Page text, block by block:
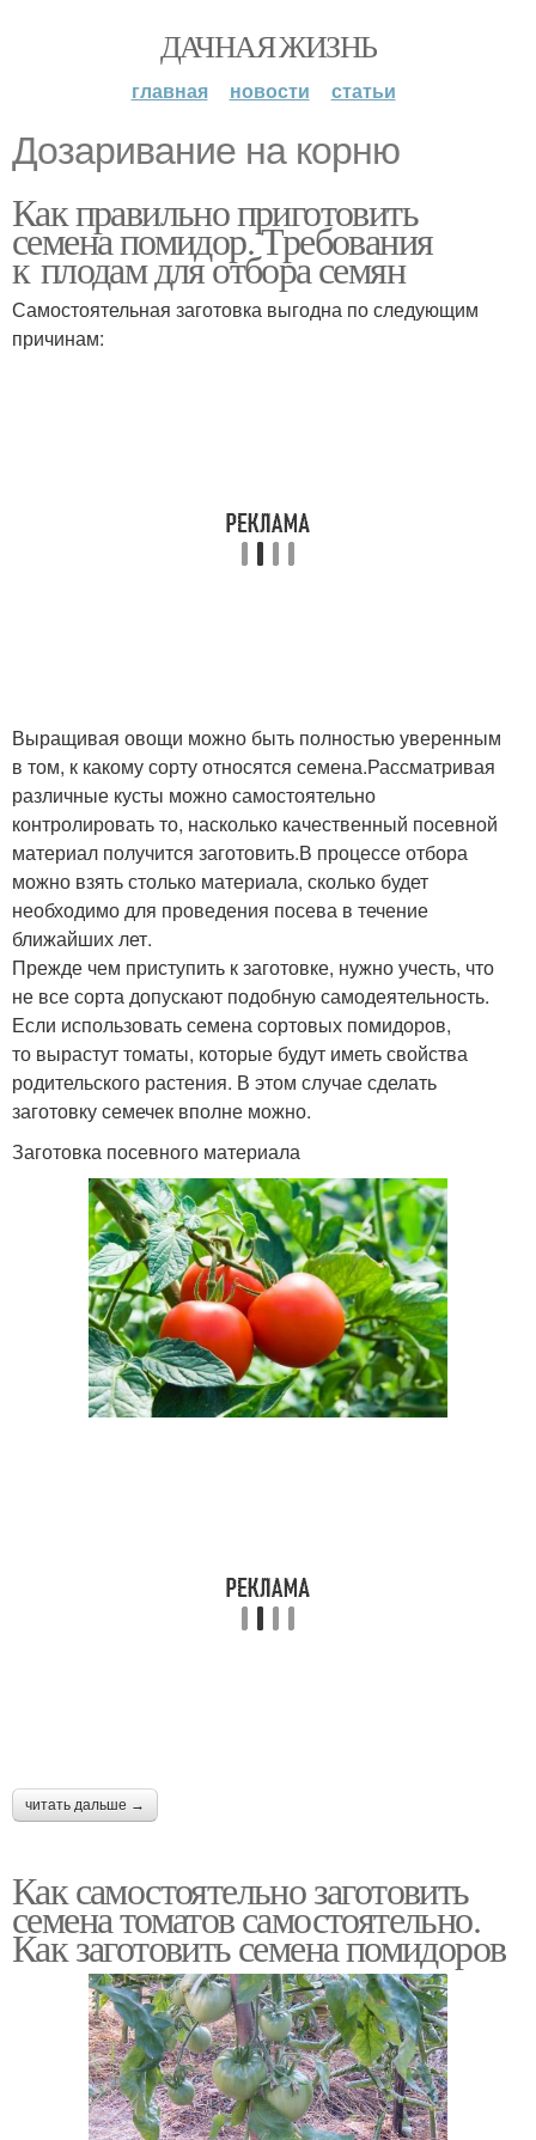
ДАЧНАЯ ЖИЗНЬ
главная новости статьи
Дозаривание на корню
Как правильно приготовить
семена помидор. Требования
к плодам для отбора семян
Самостоятельная заготовка выгодна по следующим
причинам:
Выращивая овощи можно быть полностью уверенным
в том, к какому сорту относятся семена.Рассматривая
различные кусты можно самостоятельно
контролировать то, насколько качественный посевной
материал получится заготовить.В процессе отбора
можно взять столько материала, сколько будет
необходимо для проведения посева в течение
ближайших лет.
Прежде чем приступить к заготовке, нужно учесть, что
не все сорта допускают подобную самодеятельность.
Если использовать семена сортовых помидоров,
то вырастут томаты, которые будут иметь свойства
родительского растения. В этом случае сделать
заготовку семечек вполне можно.
Заготовка посевного материала
читать дальше →
Как самостоятельно заготовить
семена томатов самостоятельно.
Как заготовить семена помидоров